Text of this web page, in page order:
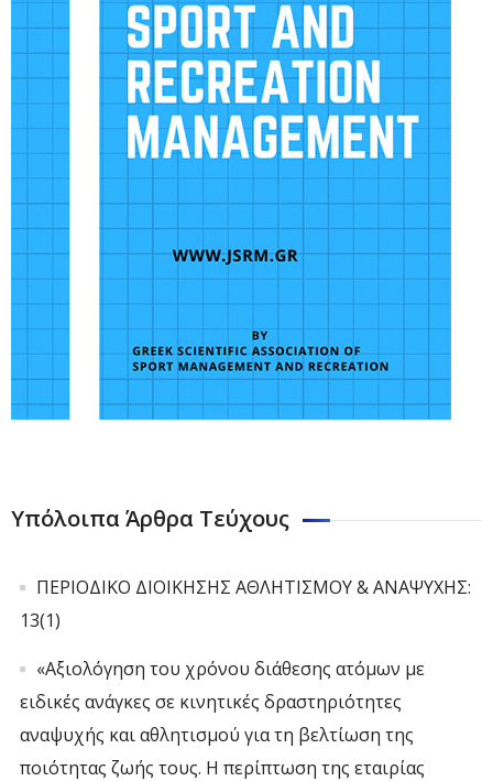
Υπόλοιπα Άρθρα Τεύχους
ΠΕΡΙΟΔΙΚΟ ΔΙΟΙΚΗΣΗΣ ΑΘΛΗΤΙΣΜΟΥ & ΑΝΑΨΥΧΗΣ:
13(1)
«Αξιολόγηση του χρόνου διάθεσης ατόμων με
ειδικές ανάγκες σε κινητικές δραστηριότητες
αναψυχής και αθλητισμού για τη βελτίωση της
ποιότητας ζωής τους. Η περίπτωση της εταιρίας